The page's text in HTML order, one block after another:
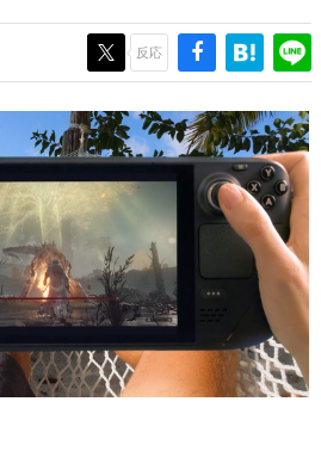
の作家たち
影響を受けた作家さんに取材し、ゲームが
ルゲーム産業史
ルゲーム史における主要なトピック・タイト
ほか、開発者へのインタビューや識者による
約20年の歴史が一望できる決定版！
り〜ゲームクリエイターの青春〜
『ペンと箸』等で知られるマンガ家・田中圭
ゲーム業界レポートマンガです。
ムは面白い？
hamatsu氏がゲームの魅力を画面や操作の
解き明かしていく、硬派で骨太な評論連載
反応